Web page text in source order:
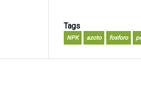
Tags
NPK azoto fosforo